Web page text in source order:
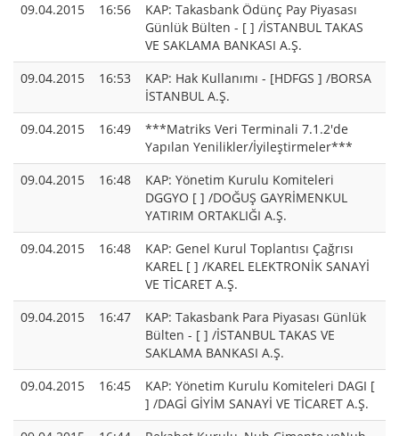
09.04.2015
16:56
KAP: Takasbank Ödünç Pay Piyasası
Günlük Bülten - [ ] /İSTANBUL TAKAS
VE SAKLAMA BANKASI A.Ş.
09.04.2015
16:53
KAP: Hak Kullanımı - [HDFGS ] /BORSA
İSTANBUL A.Ş.
09.04.2015
16:49
***Matriks Veri Terminali 7.1.2'de
Yapılan Yenilikler/İyileştirmeler***
09.04.2015
16:48
KAP: Yönetim Kurulu Komiteleri
DGGYO [ ] /DOĞUŞ GAYRİMENKUL
YATIRIM ORTAKLIĞI A.Ş.
09.04.2015
16:48
KAP: Genel Kurul Toplantısı Çağrısı
KAREL [ ] /KAREL ELEKTRONİK SANAYİ
VE TİCARET A.Ş.
09.04.2015
16:47
KAP: Takasbank Para Piyasası Günlük
Bülten - [ ] /İSTANBUL TAKAS VE
SAKLAMA BANKASI A.Ş.
09.04.2015
16:45
KAP: Yönetim Kurulu Komiteleri DAGI [
] /DAGİ GİYİM SANAYİ VE TİCARET A.Ş.